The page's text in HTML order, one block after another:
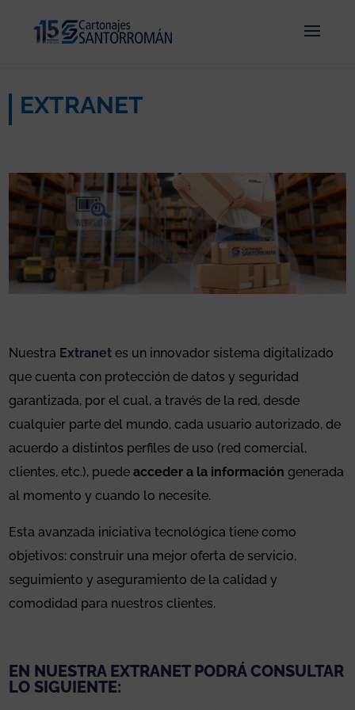
EXTRANET
Nuestra Extranet es un innovador sistema digitalizado
que cuenta con protección de datos y seguridad
garantizada, por el cual, a través de la red, desde
cualquier parte del mundo, cada usuario autorizado, de
acuerdo a distintos perfiles de uso (red comercial,
clientes, etc.), puedeacceder a la información generada
al momento y cuando lo necesite.
Esta avanzada iniciativa tecnológica tiene como
objetivos: construir una mejor oferta de servicio,
seguimiento y aseguramiento de la calidad y
comodidad para nuestros clientes.
EN NUESTRA EXTRANET PODRÁ CONSULTAR
LO SIGUIENTE: